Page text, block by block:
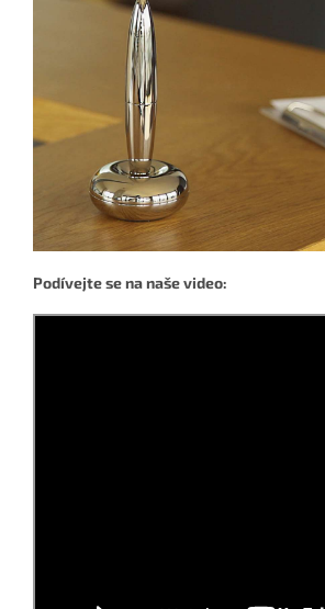
Podívejte se na naše video: